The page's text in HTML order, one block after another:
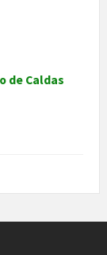
de Caldas